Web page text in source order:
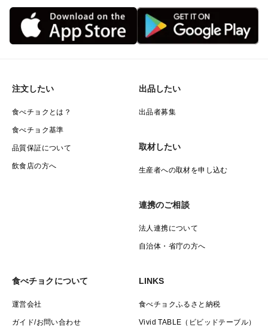
注文したい
食べチョクとは？
食べチョク基準
品質保証について
飲食店の方へ
出品したい
出品者募集
取材したい
生産者への取材を申し込む
連携のご相談
法人連携について
自治体・省庁の方へ
食べチョクについて
運営会社
ガイド/お問い合わせ
LINKS
食べチョクふるさと納税
Vivid TABLE（ビビッドテーブル）